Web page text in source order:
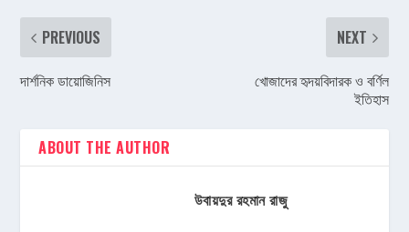
PREVIOUS
দার্শনিক ডায়োজিনিস
NEXT
খোজাদের হৃদয়বিদারক ও বর্ণিল
ইতিহাস
ABOUT THE AUTHOR
উবায়দুর রহমান রাজু